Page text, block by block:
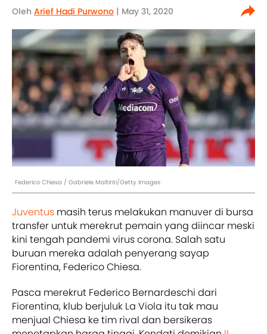
Oleh Arief Hadi Purwono | May 31, 2020
Federico Chiesa / Gabriele Maltinti/Getty Images
Juventus masih terus melakukan manuver di bursa
transfer untuk merekrut pemain yang diincar meski
kini tengah pandemi virus corona. Salah satu
buruan mereka adalah penyerang sayap
Fiorentina, Federico Chiesa.
Pasca merekrut Federico Bernardeschi dari
Fiorentina, klub berjuluk La Viola itu tak mau
menjual Chiesa ke tim rival dan bersikeras